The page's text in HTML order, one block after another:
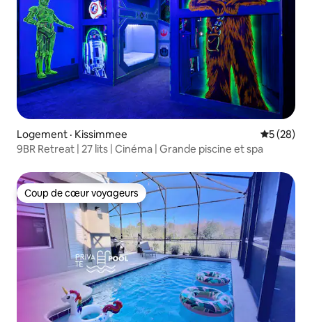
Logement · Kissimmee Note
5 (28)
9BR Retreat | 27 lits | Cinéma | Grande piscine et spa
Coup de cœur voyageurs
Coup de cœur voyageurs